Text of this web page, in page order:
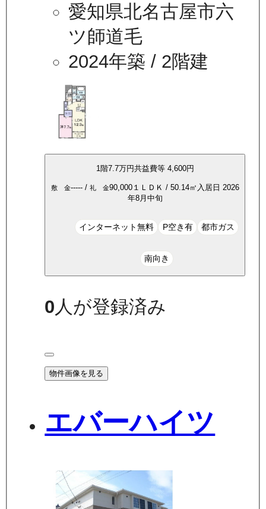
愛知県北名古屋市六
ツ師道毛
2024年築 / 2階建
1階7.7万円共益費等 4,600円
敷 金-----/ 礼 金90,000１ＬＤＫ / 50.14㎡ 入居日 2026
年8月中旬
インターネット無料 P空き有 都市ガス
南向き
0人が登録済み
物件画像を見る
エバーハイツ